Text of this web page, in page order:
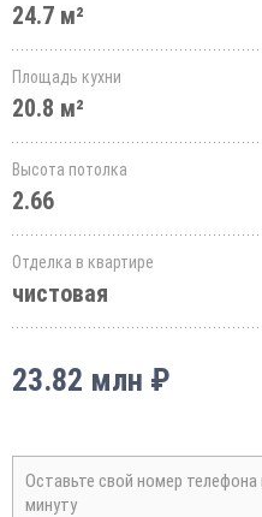
24.7 м²
Площадь кухни
20.8 м²
Высота потолка
2.66
Отделка в квартире
чистовая
23.82 млн ₽
Оставьте свой номер телефона
минуту